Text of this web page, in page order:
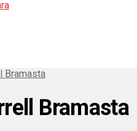
Bramasta
Bramasta